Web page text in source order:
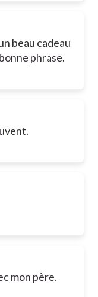
beau cadeau
phrase.
mon père.